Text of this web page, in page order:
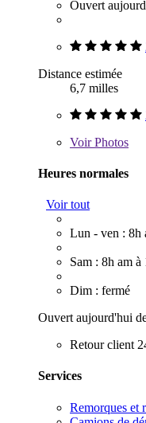
Ouvert
Distance estimée
6,7 milles
VoirPhotos
Heures normales
Voir tout
Lun - ven : 8h
Sam : 8h am à
Dim : fermé
Ouvert aujourd'hui
Retour client
Services
Remorques et